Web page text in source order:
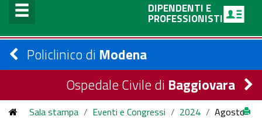
DIPENDENTI E
PROFESSIONISTI
Policlinico di Modena
Ospedale Civile di Baggiovara
Sala stampa / Eventi e Congressi / 2024 / Agosto